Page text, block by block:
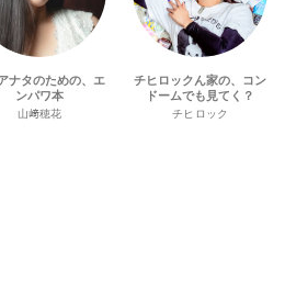
ナタのための、エ
ンパワ本
山﨑穂花
チヒロックん家の、コン
ドームでも見てく？
チヒロック